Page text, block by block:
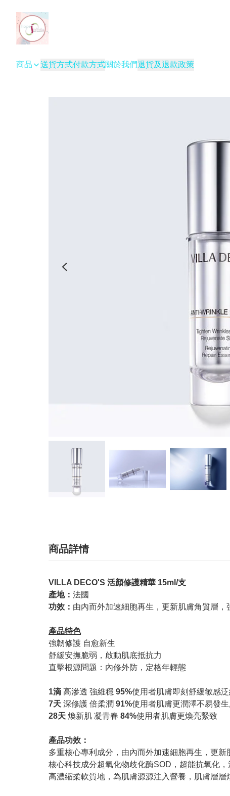
商品 送貨方式付款方式關於我們退貨及退款政策
商品詳情
VILLA DECO'S 活顏修護精華 15ml/支
產地： 法國
功效： 由內而外加速細胞再生，更新肌膚角質層
產品特色
強韌修護 自愈新生
舒緩安撫脆弱，啟動肌底抵抗力
直擊根源問題：內修外防，定格年輕態
1滴 高滲透 強維穩 95%使用者肌膚即刻舒緩敏感泛
7天 深修護 倍柔潤 91%使用者肌膚更潤澤不易發
28天 煥新肌 凝青春 84%使用者肌膚更煥亮緊致
產品功效：
多重核心專利成分，由內而外加速細胞再生，更
核心科技成分超氧化物歧化酶SOD，超能抗氧化
高濃縮柔軟質地，為肌膚源源注入營養，肌膚層層